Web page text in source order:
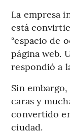
La empresa
está
“espacio de
página web.
respondió a
Sin
caras y
convertido
ciudad.